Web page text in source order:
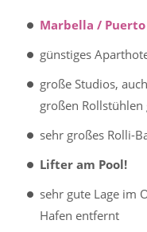
Marbella / Puerto
günstiges
große Studios,
großen Rollstühlen
sehr großes Rolli-
Lifter am Pool!
sehr gute Lage im
Hafen entfernt